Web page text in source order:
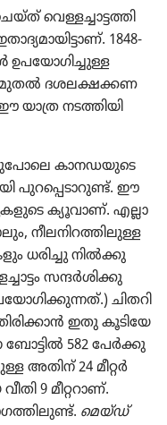
വെള്ളച്ചാ​ട്ട​ത്തി​
1848-
ഉപയോ​ഗി​ച്ചുള്ള
മുതൽ ദശലക്ഷ​ക്ക​ണ​
നടത്തി​യി​
കാനഡ​യു​ടെ
പുറ​പ്പെ​ടാ​റുണ്ട്‌. ഈ
ക്യൂവാണ്‌. എല്ലാ
നീലനി​റ​ത്തി​ലുള്ള
ധരിച്ചു നിൽക്കു​
സന്ദർശി​ക്കു​
ചിതറി​
ഇതു കൂടിയേ
582 പേർക്കു​
അതിന്‌ 24 മീറ്റർ
9 മീറ്ററാണ്‌.
മെയ്‌ഡ്‌